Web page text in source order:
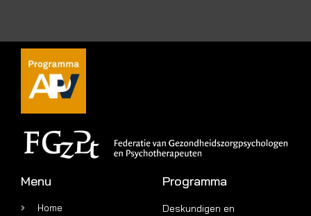
Menu
Home
Programma
Deskundigen en